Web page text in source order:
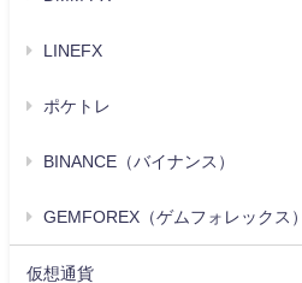
LINEFX
ポケトレ
BINANCE（バイナンス）
GEMFOREX（ゲムフォレックス）
仮想通貨